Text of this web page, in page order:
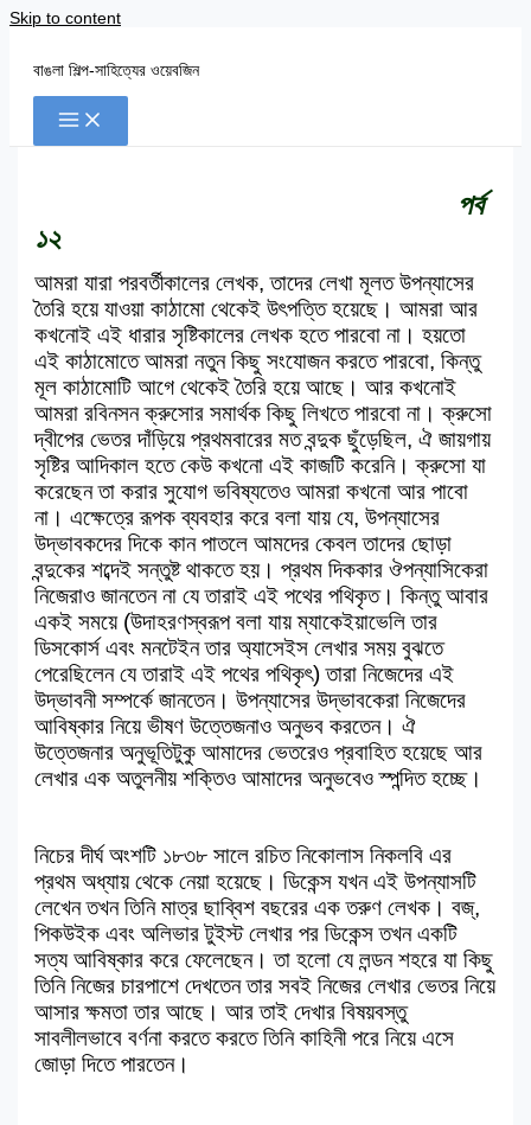
Skip to content
বাঙলা শিল্প-সাহিত্যের ওয়েবজিন
পর্ব
১২
আমরা যারা পরবর্তীকালের লেখক, তাদের লেখা মূলত উপন্যাসের
তৈরি হয়ে যাওয়া কাঠামো থেকেই উৎপত্তি হয়েছে। আমরা আর
কখনোই এই ধারার সৃষ্টিকালের লেখক হতে পারবো না। হয়তো
এই কাঠামোতে আমরা নতুন কিছু সংযোজন করতে পারবো, কিন্তু
মূল কাঠামোটি আগে থেকেই তৈরি হয়ে আছে। আর কখনোই
আমরা রবিনসন ক্রুসোর সমার্থক কিছু লিখতে পারবো না। ক্রুসো
দ্বীপের ভেতর দাঁড়িয়ে প্রথমবারের মত বন্দুক ছুঁড়েছিল, ঐ জায়গায়
সৃষ্টির আদিকাল হতে কেউ কখনো এই কাজটি করেনি। ক্রুসো যা
করেছেন তা করার সুযোগ ভবিষ্যতেও আমরা কখনো আর পাবো
না। এক্ষেত্রে রূপক ব্যবহার করে বলা যায় যে, উপন্যাসের
উদ্ভাবকদের দিকে কান পাতলে আমদের কেবল তাদের ছোড়া
বন্দুকের শব্দেই সন্তুষ্ট থাকতে হয়। প্রথম দিককার ঔপন্যাসিকেরা
নিজেরাও জানতেন না যে তারাই এই পথের পথিকৃত। কিন্তু আবার
একই সময়ে (উদাহরণস্বরূপ বলা যায় ম্যাকেইয়াভেলি তার
ডিসকোর্স এবং মনটেইন তার অ্যাসেইস লেখার সময় বুঝতে
পেরেছিলেন যে তারাই এই পথের পথিকৃৎ) তারা নিজেদের এই
উদ্ভাবনী সম্পর্কে জানতেন। উপন্যাসের উদ্ভাবকেরা নিজেদের
আবিষ্কার নিয়ে ভীষণ উত্তেজনাও অনুভব করতেন। ঐ
উত্তেজনার অনুভূতিটুকু আমাদের ভেতরেও প্রবাহিত হয়েছে আর
লেখার এক অতুলনীয় শক্তিও আমাদের অনুভবেও স্পন্দিত হচ্ছে।
নিচের দীর্ঘ অংশটি ১৮৩৮ সালে রচিত নিকোলাস নিকলবি এর
প্রথম অধ্যায় থেকে নেয়া হয়েছে। ডিকেন্স যখন এই উপন্যাসটি
লেখেন তখন তিনি মাত্র ছাব্বিশ বছরের এক তরুণ লেখক। বজ্,
পিকউইক এবং অলিভার টুইস্ট লেখার পর ডিকেন্স তখন একটি
সত্য আবিষ্কার করে ফেলেছেন। তা হলো যে লন্ডন শহরে যা কিছু
তিনি নিজের চারপাশে দেখতেন তার সবই নিজের লেখার ভেতর নিয়ে
আসার ক্ষমতা তার আছে। আর তাই দেখার বিষয়বস্তু
সাবলীলভাবে বর্ণনা করতে করতে তিনি কাহিনী পরে নিয়ে এসে
জোড়া দিতে পারতেন।